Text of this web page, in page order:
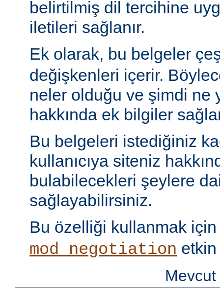
belirtilmiş dil tercihine
iletileri sağlanır.
Ek olarak, bu belgeler
değişkenleri içerir.
neler olduğu ve şimdi ne
hakkında ek bilgiler
Bu belgeleri istediğiniz
kullanıcıya siteniz
bulabilecekleri şeylere
sağlayabilirsiniz.
Bu özelliği kullanmak
mod_negotiation etkin